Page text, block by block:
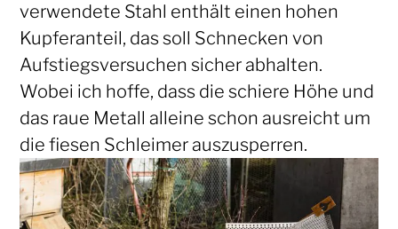
verwendete Stahl enthält einen hohen
Kupferanteil, das soll Schnecken von
Aufstiegsversuchen sicher abhalten.
Wobei ich hoffe, dass die schiere Höhe und
das raue Metall alleine schon ausreicht um
die fiesen Schleimer auszusperren.